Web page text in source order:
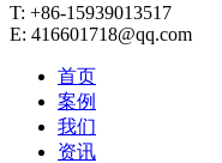
T: +86-15939013517
E: 416601718@qq.com
首页
案例
我们
资讯